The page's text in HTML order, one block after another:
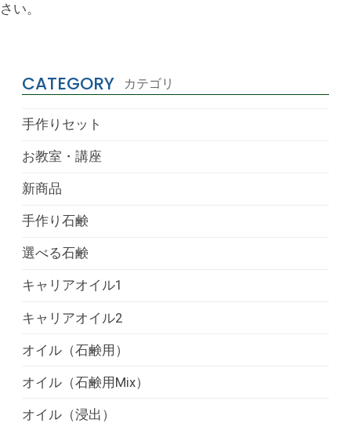
CATEGORY カテゴリ
手作りセット
お教室・講座
新商品
手作り石鹸
選べる石鹸
キャリアオイル1
キャリアオイル2
オイル（石鹸用）
オイル（石鹸用Mix）
オイル（浸出）
さい。